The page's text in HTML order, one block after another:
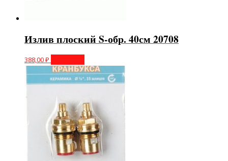
Излив плоский S-обр. 40см 20708
388,00₽